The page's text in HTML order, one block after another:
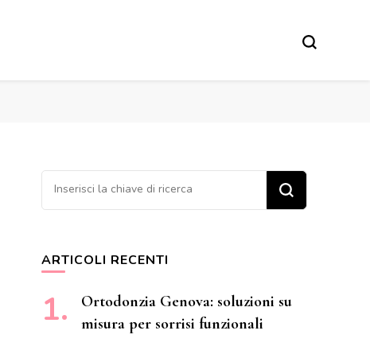
Cerchi qualcosa?
ARTICOLI RECENTI
Ortodonzia Genova: soluzioni su
misura per sorrisi funzionali